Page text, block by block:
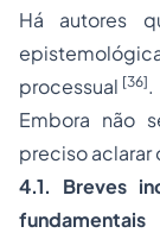
Há autores
processual [36].
Embora não
preciso aclarar
4.1. Breves
fundamentais